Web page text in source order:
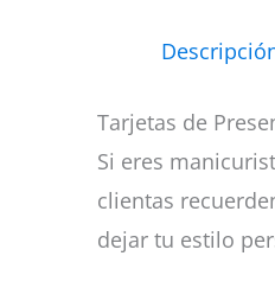
Tarjetas de
Si eres
clientas
dejar tu estilo